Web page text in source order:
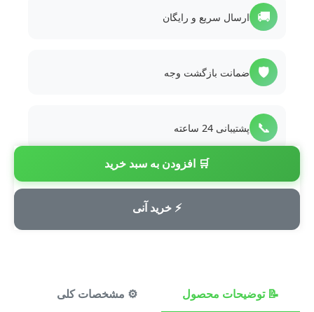
🛒 افزودن به سبد خرید
⚡ خرید آنی
🚚 ارسال سریع و رایگان
🛡️ ضمانت بازگشت وجه
📞 پشتیبانی 24 ساعته
💳 پرداخت امن
📝 توضیحات محصول ⚙️ مشخصات کلی